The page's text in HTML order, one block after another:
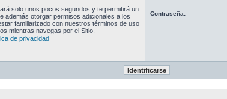
solo unos pocos segundos y te permitirá un
además otorgar permisos adicionales a los
familiarizado con nuestros términos de uso
mientras navegas por el Sitio.
de privacidad
Contraseña: